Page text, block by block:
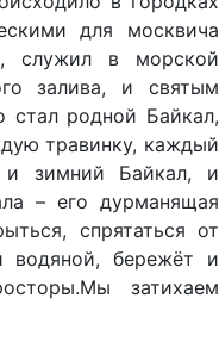
для москвича
служил в морской
залива, и святым
стал родной Байкал,
травинку, каждый
зимний Байкал, и
– его дурманящая
спрятаться от
водяной, бережёт и
затихаем